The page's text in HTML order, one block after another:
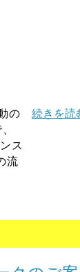
の
ス
流
続きを読